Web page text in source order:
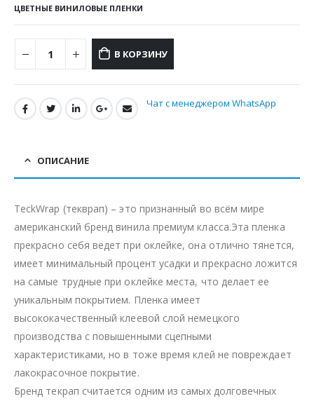
ЦВЕТНЫЕ ВИНИЛОВЫЕ ПЛЕНКИ
В КОРЗИНУ
Чат с менеджером WhatsApp
ОПИСАНИЕ
TeckWrap (текврап) – это признанный во всём мире
американский бренд винила премиум класса.Эта пленка
прекрасно себя ведет при оклейке, она отлично тянется,
имеет минимальный процент усадки и прекрасно ложится
на самые трудные при оклейке места, что делает ее
уникальным покрытием. Пленка имеет
высококачественный клеевой слой немецкого
производства с повышенными сцепными
характеристиками, но в тоже время клей не повреждает
лакокрасочное покрытие.
Бренд текрап считается одним из самых долговечных